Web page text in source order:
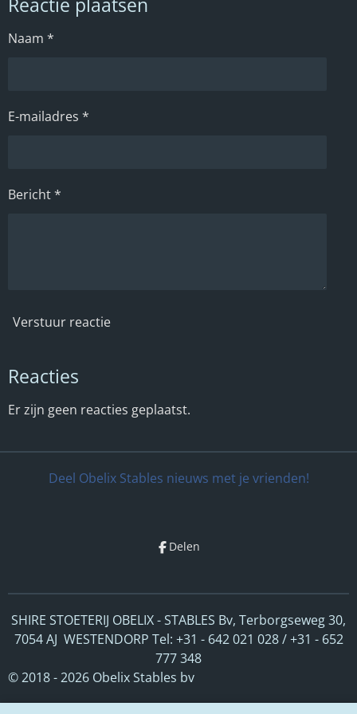
n
e
n
Naam *
E-mailadres *
Bericht *
Verstuur reactie
Reacties
Er zijn geen reacties geplaatst.
Deel Obelix Stables nieuws met je vrienden!
Delen
SHIRE STOETERIJ OBELIX - STABLES Bv, Terborgseweg 30,
7054 AJ WESTENDORP Tel: +31 - 642 021 028 / +31 - 652
777 348
© 2018 - 2026 Obelix Stables bv